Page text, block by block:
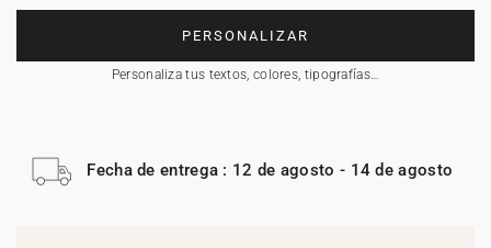
PERSONALIZAR
Personaliza tus textos, colores, tipografías…
Fecha de entrega : 12 de agosto - 14 de agosto